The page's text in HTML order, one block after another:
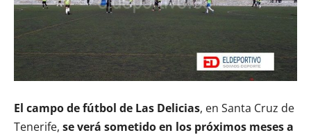
El campo de fútbol de Las Delicias, en Santa Cruz de
Tenerife, se verá sometido en los próximos meses a